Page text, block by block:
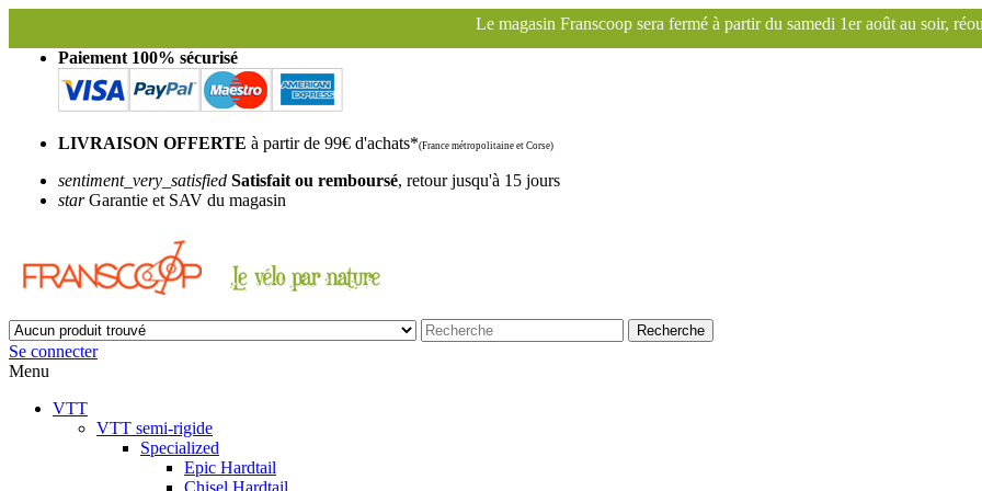
Le magasin Franscoop sera fermé à partir du samedi 1er août au soir, réouverture le mardi 1er
Paiement 100% sécurisé
LIVRAISON OFFERTE à partir de 99€ d'achats*(France métropolitaine et Corse)
sentiment_very_satisfied Satisfait ou remboursé, retour jusqu'à 15 jours
starGarantie et SAV du magasin
Recherche
Se connecter
Menu
VTT
VTT semi-rigide
Specialized
Epic Hardtail
Chisel Hardtail